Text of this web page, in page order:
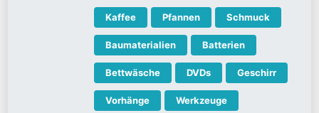
Kaffee Pfannen Schmuck
Baumaterialien Batterien
Bettwäsche DVDs Geschirr
Vorhänge Werkzeuge